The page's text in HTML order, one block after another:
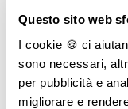
Questo sito web
I cookie 🍪 ci
sono necessari,
per pubblicità e
migliorare e
―
Cuscini allattamento
―Biberon
―
Tettarelle